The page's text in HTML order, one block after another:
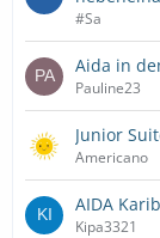
#Sa
Aida in
Pauline23
Junior
Americano
AIDA
Kipa3321